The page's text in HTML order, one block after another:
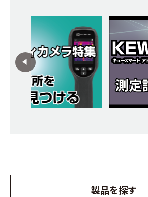
製品を探す